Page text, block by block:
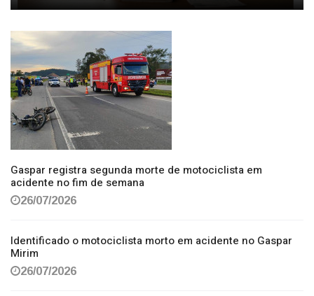
Gaspar registra segunda morte de motociclista em
acidente no fim de semana
26/07/2026
Identificado o motociclista morto em acidente no Gaspar
Mirim
26/07/2026